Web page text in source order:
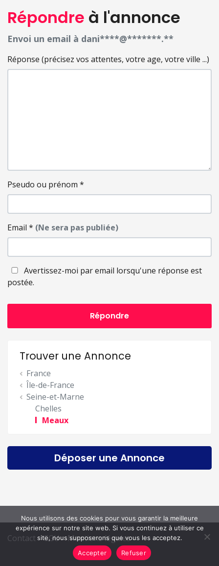
Répondre à l'annonce
Envoi un email à dani****@*******.**
Réponse (précisez vos attentes, votre age, votre ville ...)
Pseudo ou prénom *
Email * (Ne sera pas publiée)
Avertissez-moi par email lorsqu'une réponse est
postée.
Répondre
Trouver une Annonce
France
Île-de-France
Seine-et-Marne
Chelles
Meaux
Déposer une Annonce
Contact CGU Mentions légales
Nous utilisons des cookies pour vous garantir la meilleure
expérience sur notre site web. Si vous continuez à utiliser ce
site, nous supposerons que vous les acceptez.
Accepter
Refuser